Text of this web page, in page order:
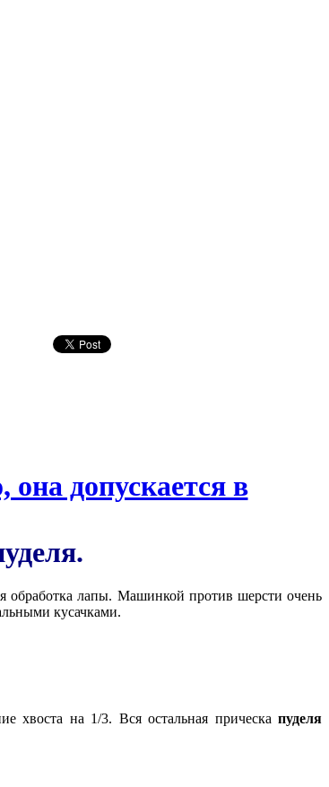
обработка лапы. Машинкой против шерсти очень
кусачками.
хвоста на 1/3. Вся остальная прическапуделя